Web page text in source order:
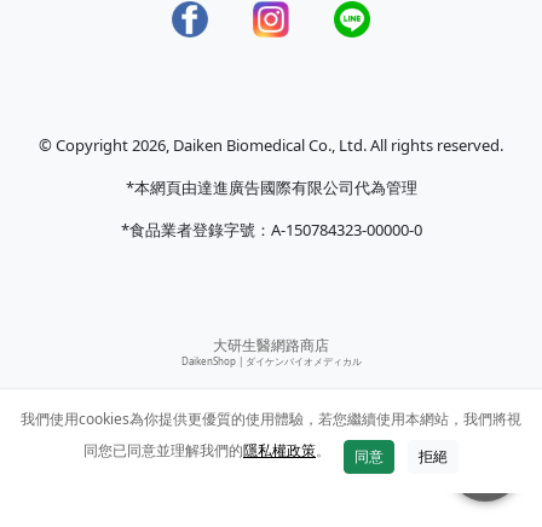
© Copyright 2026, Daiken Biomedical Co., Ltd. All rights reserved.
*本網頁由達進廣告國際有限公司代為管理
*食品業者登錄字號：A-150784323-00000-0
大研生醫網路商店
DaikenShop | ダイケンバイオメディカル
我們使用cookies為你提供更優質的使用體驗，若您繼續使用本網站，我們將視
同您已同意並理解我們的隱私權政策。 同意 拒絕